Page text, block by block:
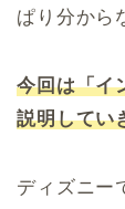
ぱり分から
今回は「イ
説明してい
ディズニー